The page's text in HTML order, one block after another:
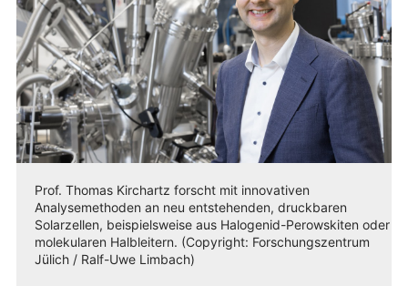
Prof. Thomas Kirchartz forscht mit innovativen
Analysemethoden an neu entstehenden, druckbaren
Solarzellen, beispielsweise aus Halogenid-Perowskiten oder
molekularen Halbleitern. (Copyright: Forschungszentrum
Jülich / Ralf-Uwe Limbach)